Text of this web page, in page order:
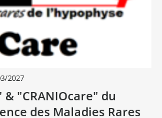
2027
& "CRANIOcare" du
des Maladies Rares